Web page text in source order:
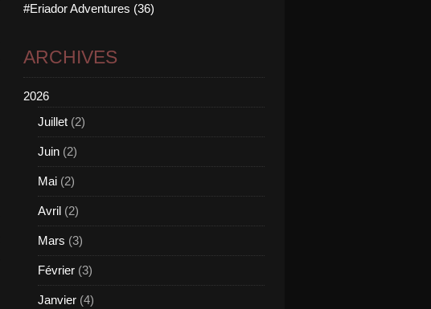
#Eriador Adventures (36)
ARCHIVES
2026
Juillet (2)
Juin (2)
Mai (2)
Avril (2)
Mars (3)
Février (3)
Janvier (4)